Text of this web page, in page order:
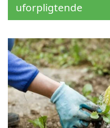
uforpligtende